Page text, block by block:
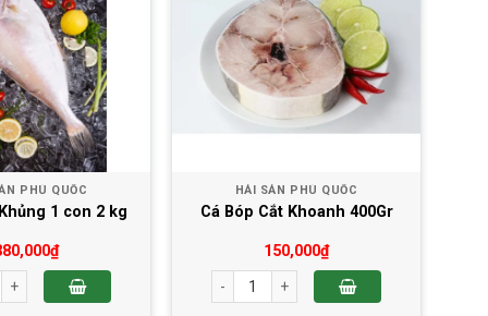
PHÚ QUỐC
1 con 2 kg
₫
Khủng 1 con 2 kg số lượng
HẢI SẢN PHÚ QUỐC
Cá Bóp Cắt Khoanh 400Gr
150,000₫
Cá Bóp Cắt Khoanh 400Gr số lượng